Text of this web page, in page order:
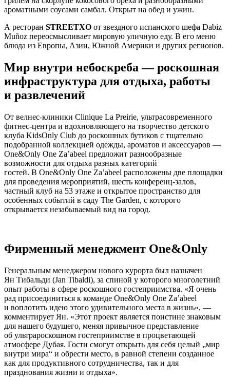
ароматными соусами самбал. Открыт на обед и ужин.
А ресторан STREETXO от звездного испанского шефа Dabiz
Muñoz переосмысливает мировую уличную еду. В его меню
блюда из Европы, Азии, Южной Америки и других регионов.
Мир внутри небоскреба — роскошная
инфраструктура для отдыха, работы
и развлечений
От велнес-клиники Clinique La Preirie, ультрасовременного
фитнес-центра и вдохновляющего на творчество детского
клуба KidsOnly Club до роскошных бутиков с тщательно
подобранной коллекцией одежды, ароматов и аксессуаров —
One&Only One Za’abeel предложит разнообразные
возможности для отдыха разных категорий
гостей. В One&Only One Za’abeel расположены две площадки
для проведения мероприятий, шесть конференц-залов,
частный клуб на 53 этаже и открытое пространство для
особенных событий в саду The Garden, с которого
открывается незабываемый вид на город.
Фирменный менеджмент One&Only
Генеральным менеджером нового курорта был назначен
Ян Тибальди (Jan Tibaldi), за спиной у которого многолетний
опыт работы в сфере роскошного гостеприимства. «Я очень
рад присоединиться к команде One&Only One Za’abeel
и воплотить идею этого удивительного места в жизнь», —
комментирует Ян. «Этот проект является поистине знаковым
для нашего будущего, меняя привычное представление
об ультрароскошном гостеприимстве в процветающей
атмосфере Дубая. Гости смогут открыть для себя целый „мир
внутри мира“ и обрести место, в равной степени созданное
как для продуктивного сотрудничества, так и для
празднования жизни и отдыха».